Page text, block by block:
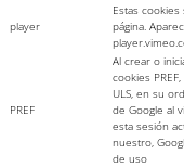
player
Estas
página.
PREF
Al crear o
cookies PREF,
ULS, en su
de Google al
esta sesión
nuestro,
de uso